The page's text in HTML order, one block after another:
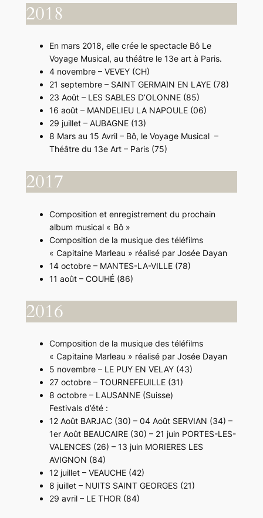
2018
En mars 2018, elle crée le spectacle Bô Le
Voyage Musical, au théâtre le 13e art à Paris.
4 novembre – VEVEY (CH)
21 septembre – SAINT GERMAIN EN LAYE (78)
23 Août – LES SABLES D’OLONNE (85)
16 août – MANDELIEU LA NAPOULE (06)
29 juillet – AUBAGNE (13)
8 Mars au 15 Avril – Bô, le Voyage Musical –
Théâtre du 13e Art – Paris (75)
2017
Composition et enregistrement du prochain
album musical « Bô »
Composition de la musique des téléfilms
« Capitaine Marleau » réalisé par Josée Dayan
14 octobre – MANTES-LA-VILLE (78)
11 août – COUHÉ (86)
2016
Composition de la musique des téléfilms
« Capitaine Marleau » réalisé par Josée Dayan
5 novembre – LE PUY EN VELAY (43)
27 octobre – TOURNEFEUILLE (31)
8 octobre – LAUSANNE (Suisse)
Festivals d’été :
12 Août BARJAC (30) – 04 Août SERVIAN (34) –
1er Août BEAUCAIRE (30) – 21 juin PORTES-LES-
VALENCES (26) – 13 juin MORIERES LES
AVIGNON (84)
12 juillet – VEAUCHE (42)
8 juillet – NUITS SAINT GEORGES (21)
29 avril – LE THOR (84)